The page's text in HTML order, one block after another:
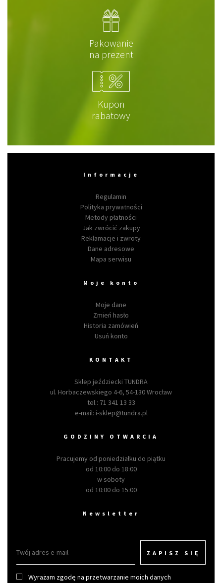
Pakowanie
na prezent
Kupon
rabatowy
Informacje
Regulamin
Polityka prywatności
Metody płatności
Jak zwrócić zakupy
Reklamacje i zwroty
Dane adresowe
Mapa serwisu
Moje konto
Moje dane
Zmień hasło
Historia zamówień
Usuń konto
KONTAKT
Sklep jeździecki TUNDRA
ul. Horbaczewskiego 4-6, 54-130 Wrocław
tel.: 71 341 13 33
e-mail: i-sklep@tundra.pl
GODZINY OTWARCIA
Pracujemy od poniedziałku do piątku
od 10:00 do 18:00
w soboty
od 10:00 do 15:00
Newsletter
ZAPISZ SIĘ
Wyrażam zgodę na przetwarzanie moich danych